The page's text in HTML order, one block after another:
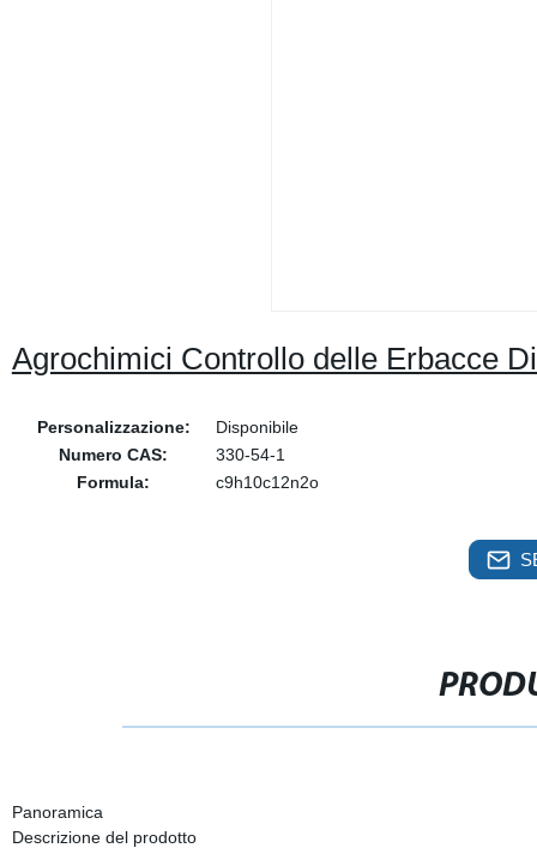
Agrochimici Controllo delle Erbacce
Personalizzazione:
Disponibile
Numero CAS:
330-54-1
Formula:
c9h10c12n2o
Panoramica
Descrizione del prodotto